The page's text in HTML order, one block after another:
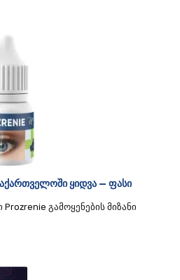
ყიდვა — ფასი
გამოყენების მიზანი